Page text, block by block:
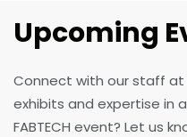
Upcoming
Connect with our staff
exhibits and expertise in
FABTECH event? Let us